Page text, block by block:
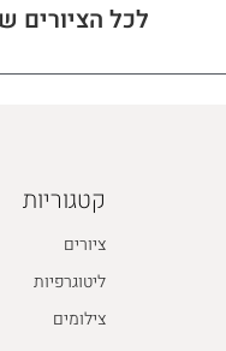
לכל הציורים
קטגוריות
ציורים
ליטוגרפיות
צילומים